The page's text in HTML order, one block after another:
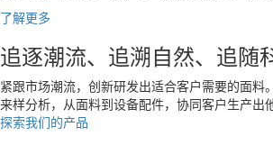
了解更多
追逐潮流、追溯自然、追随
紧跟市场潮流，创新研发出适合客户需要的面料
来样分析，从面料到设备配件，协同客户生产出
探索我们的产品